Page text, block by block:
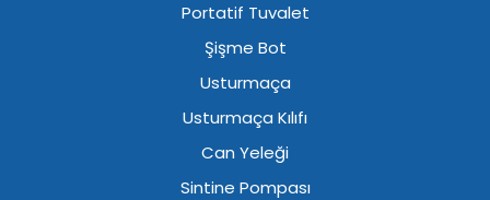
Portatif Tuvalet
Şişme Bot
Usturmaça
Usturmaça Kılıfı
Can Yeleği
Sintine Pompası